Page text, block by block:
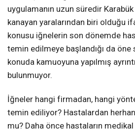
uygulamanın uzun süredir
kanayan yaralarından biri olduğu
konusu iğnelerin son dönemde
temin edilmeye başlandığı da öne
konuda kamuoyuna yapılmış
bulunmuyor.
İğneler hangi firmadan, hangi
temin ediliyor? Hastalardan
mu? Daha önce hastaların